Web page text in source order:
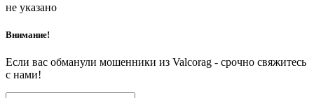
не указано
Внимание!
Если вас обманули мошенники из Valcorag - срочно свяжитесь
с нами!